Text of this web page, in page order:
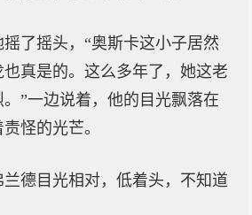
了摇头，“奥斯卡这小子居然
真是的。这么多年了，她这老
”一边说着，他的目光飘落在
怪的光芒。
德目光相对，低着头，不知道